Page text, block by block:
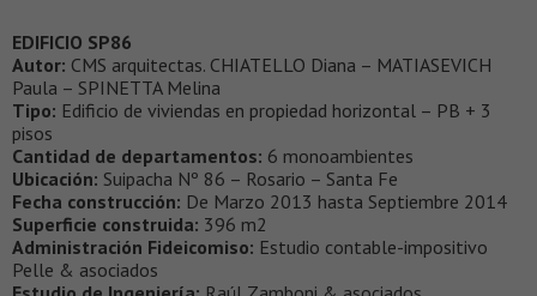
EDIFICIO SP86
Autor: CMS arquitectas. CHIATELLO Diana – MATIASEVICH
Paula – SPINETTA Melina
Tipo: Edificio de viviendas en propiedad horizontal – PB + 3
pisos
Cantidad de departamentos: 6 monoambientes
Ubicación: Suipacha Nº 86 – Rosario – Santa Fe
Fecha construcción: De Marzo 2013 hasta Septiembre 2014
Superficie construida: 396 m2
Administración Fideicomiso: Estudio contable-impositivo
Pelle & asociados